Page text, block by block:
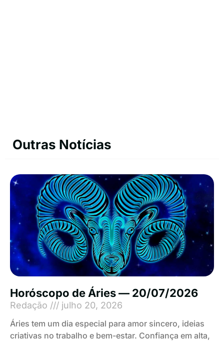
Outras Notícias
Horóscopo de Áries — 20/07/2026
Redação julho 20, 2026
Áries tem um dia especial para amor sincero, ideias
criativas no trabalho e bem-estar. Confiança em alta,